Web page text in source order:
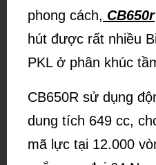
phong cách, CB650r
hút được rất nhiều
PKL ở phân khúc
CB650R sử dụng
dung tích 649 cc,
mã lực tại 12.000